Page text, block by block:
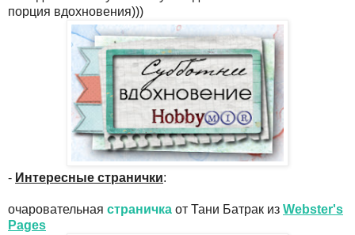
порция вдохновения)))
- Интересные странички:
очаровательная страничка от Тани Батрак из Webster's
Pages